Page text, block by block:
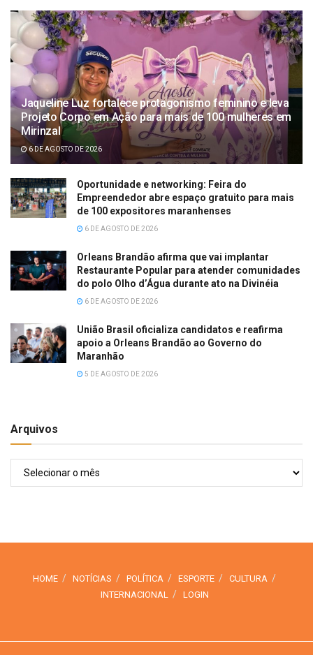
Jaqueline Luz fortalece protagonismo feminino e leva
Projeto Corpo em Ação para mais de 100 mulheres em
Mirinzal
6 DE AGOSTO DE 2026
Oportunidade e networking: Feira do
Empreendedor abre espaço gratuito para mais
de 100 expositores maranhenses
6 DE AGOSTO DE 2026
Orleans Brandão afirma que vai implantar
Restaurante Popular para atender comunidades
do polo Olho d’Água durante ato na Divinéia
6 DE AGOSTO DE 2026
União Brasil oficializa candidatos e reafirma
apoio a Orleans Brandão ao Governo do
Maranhão
5 DE AGOSTO DE 2026
Arquivos
HOME NOTÍCIAS POLÍTICA ESPORTE
CULTURA
INTERNACIONAL
LOGIN